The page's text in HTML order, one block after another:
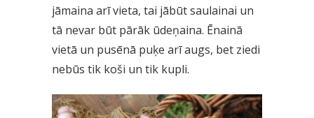
jāmaina arī vieta, tai jābūt saulainai un
tā nevar būt pārāk ūdeņaina. Ēnainā
vietā un pusēnā puķe arī augs, bet ziedi
nebūs tik koši un tik kupli.